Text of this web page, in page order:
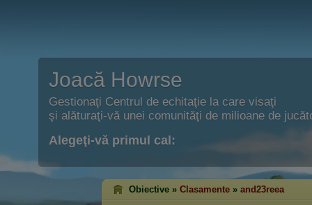
Joacă Howrse
Gestionaţi Centrul de echitaţie la care visaţi
şi alăturaţi-vă unei comunităţi de milioane de
Alegeţi-vă primul cal:
Obiective » Clasamente » and23reea